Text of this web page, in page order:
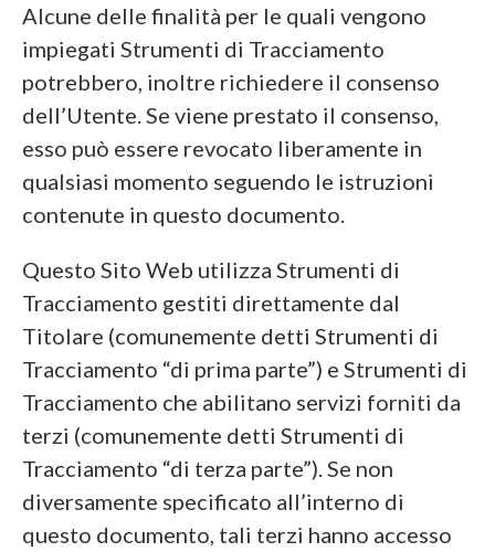
Alcune delle finalità per le quali vengono
impiegati Strumenti di Tracciamento
potrebbero, inoltre richiedere il consenso
dell’Utente. Se viene prestato il consenso,
esso può essere revocato liberamente in
qualsiasi momento seguendo le istruzioni
contenute in questo documento.
Questo Sito Web utilizza Strumenti di
Tracciamento gestiti direttamente dal
Titolare (comunemente detti Strumenti di
Tracciamento “di prima parte”) e Strumenti di
Tracciamento che abilitano servizi forniti da
terzi (comunemente detti Strumenti di
Tracciamento “di terza parte”). Se non
diversamente specificato all’interno di
questo documento, tali terzi hanno accesso